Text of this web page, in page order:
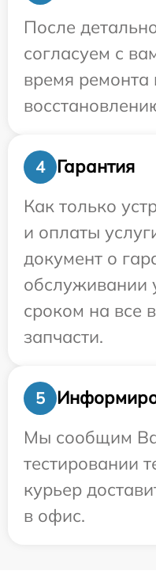
После
согласуем с
время ремонта
4
Гарантия
Как только
и оплаты
документ о
обслуживании
сроком на все
запчасти.
5
Мы сообщим
тестировании
курьер
в офис.